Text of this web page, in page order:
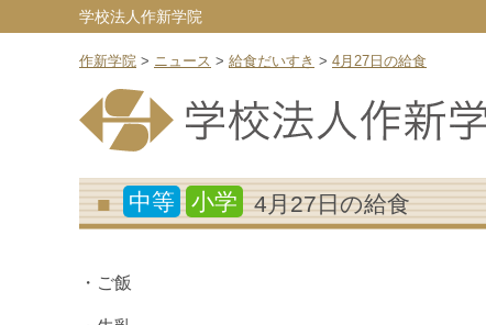
学校法人作新学院
作新学院 > ニュース > 給食だいすき > 4月27日の給食
中等 小学 4月27日の給食
・ご飯